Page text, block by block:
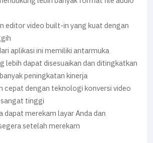
editor video built-in yang kuat dengan
aplikasi ini memiliki antarmuka
lebih dapat disesuaikan dan ditingkatkan
peningkatan kinerja
cepat dengan teknologi konversi video
tinggi
dapat merekam layar Anda dan
setelah merekam